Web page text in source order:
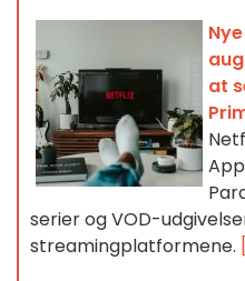
at
serier og VOD-
streamingplatformene.